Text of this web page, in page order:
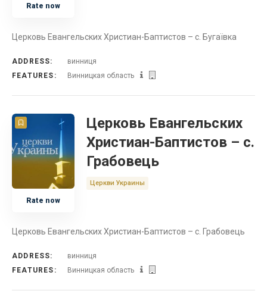
Rate now
Церковь Евангельских Христиан-Баптистов – с. Бугаївка
ADDRESS:
винниця
FEATURES:
Винницкая область
Rate now
Церковь Евангельских
Христиан-Баптистов – с.
Грабовець
Церкви Украины
Церковь Евангельских Христиан-Баптистов – с. Грабовець
ADDRESS:
винниця
FEATURES:
Винницкая область